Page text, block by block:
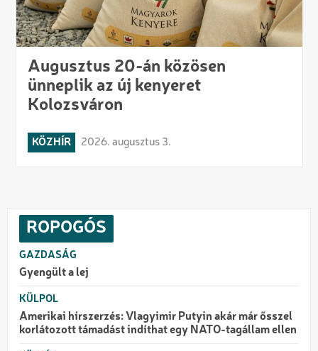
Augusztus 20-án közösen
ünneplik az új kenyeret
Kolozsváron
KÖZHÍR 2026. augusztus 3.
ROPOGÓS
GAZDASÁG
Gyengült a lej
KÜLPOL
Amerikai hírszerzés: Vlagyimir Putyin akár már ősszel
korlátozott támadást indíthat egy NATO-tagállam ellen